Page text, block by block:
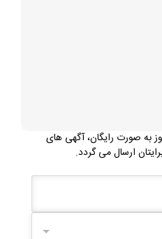
به صورت رایگان، آگهی های
ارسال می گردد.